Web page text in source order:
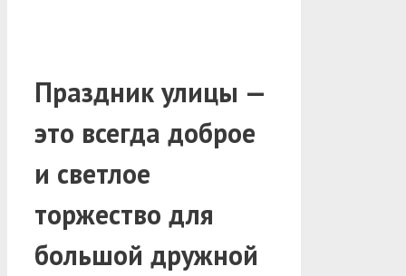
Праздник улицы —
это всегда доброе
и светлое
торжество для
большой дружной